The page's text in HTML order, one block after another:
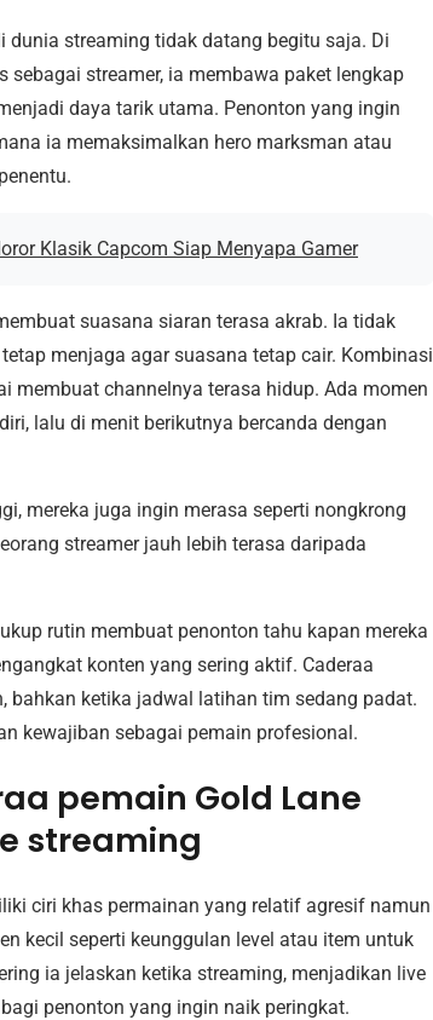
dunia streaming tidak datang begitu saja. Di
streamer, ia membawa paket lengkap
daya tarik utama. Penonton yang ingin
ia memaksimalkan hero marksman atau
Klasik Capcom Siap Menyapa Gamer
suasana siaran terasa akrab. Ia tidak
menjaga agar suasana tetap cair. Kombinasi
membuat channelnya terasa hidup. Ada momen
lalu di menit berikutnya bercanda dengan
mereka juga ingin merasa seperti nongkrong
streamer jauh lebih terasa daripada
rutin membuat penonton tahu kapan mereka
konten yang sering aktif. Caderaa
ketika jadwal latihan tim sedang padat.
kewajiban sebagai pemain profesional.
pemain Gold Lane
streaming
ciri khas permainan yang relatif agresif namun
kecil seperti keunggulan level atau item untuk
ia jelaskan ketika streaming, menjadikan live
penonton yang ingin naik peringkat.